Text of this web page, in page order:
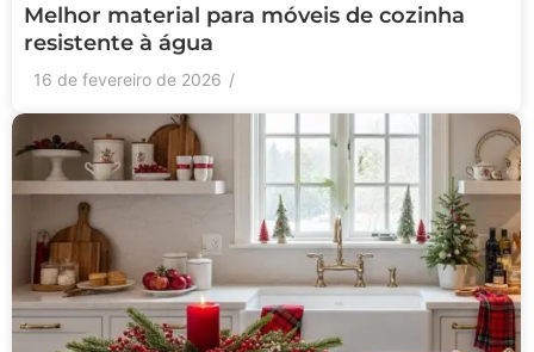
Melhor material para móveis de cozinha
resistente à água
16 de fevereiro de 2026 /